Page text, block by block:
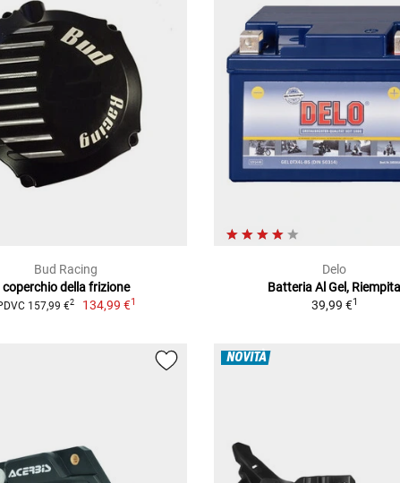
Bud Racing
coperchio della frizione
157,99 €2 134,99 €1
Delo
Batteria Al Gel, Riempita
39,99 €1
NOVITÀ